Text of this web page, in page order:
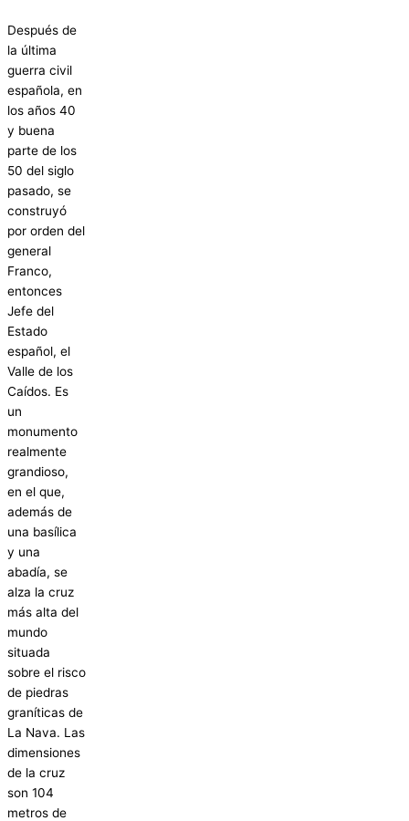
Después de
la última
guerra civil
española, en
los años 40
y buena
parte de los
50 del siglo
pasado, se
construyó
por orden del
general
Franco,
entonces
Jefe del
Estado
español, el
Valle de los
Caídos. Es
un
monumento
realmente
grandioso,
en el que,
además de
una basílica
y una
abadía, se
alza la cruz
más alta del
mundo
situada
sobre el risco
de piedras
graníticas de
La Nava. Las
dimensiones
de la cruz
son 104
metros de